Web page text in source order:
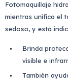
Fotomaquillaje
mientras unifica el
sedoso, y está
Brinda
visible e
También